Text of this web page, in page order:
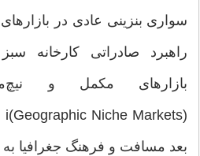
سواری بنزینی عادی در
راهبرد صادراتی کارخانه
بازارهای مکمل و
بعد مسافت و فرهنگ جغرافیا